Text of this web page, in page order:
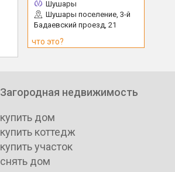
Шушары
Шушары поселение, 3-й
Бадаевский проезд, 21
что это?
Загородная недвижимость
купить дом
купить коттедж
купить участок
снять дом